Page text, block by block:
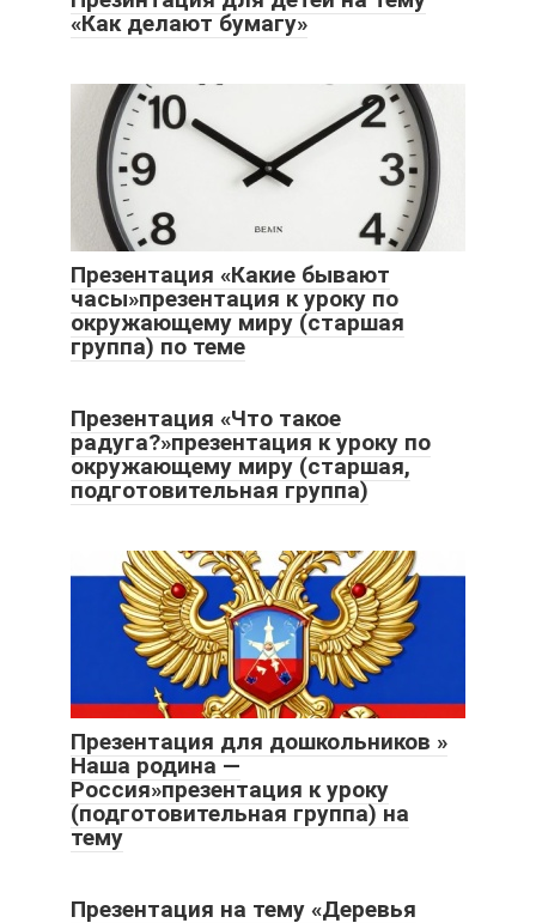
«Как делают бумагу»
Презентация «Какие бывают
часы»презентация к уроку по
окружающему миру (старшая
группа) по теме
Презентация «Что такое
радуга?»презентация к уроку по
окружающему миру (старшая,
подготовительная группа)
Презентация для дошкольников »
Наша родина —
Россия»презентация к уроку
(подготовительная группа) на
тему
Презентация на тему «Деревья